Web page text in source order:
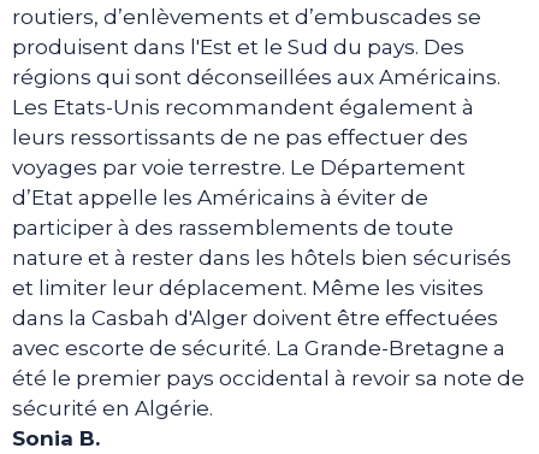
routiers, d’enlèvements et d’embuscades se
produisent dans l'Est et le Sud du pays. Des
régions qui sont déconseillées aux Américains.
Les Etats-Unis recommandent également à
leurs ressortissants de ne pas effectuer des
voyages par voie terrestre. Le Département
d’Etat appelle les Américains à éviter de
participer à des rassemblements de toute
nature et à rester dans les hôtels bien sécurisés
et limiter leur déplacement. Même les visites
dans la Casbah d'Alger doivent être effectuées
avec escorte de sécurité. La Grande-Bretagne a
été le premier pays occidental à revoir sa note de
sécurité en Algérie.
Sonia B.